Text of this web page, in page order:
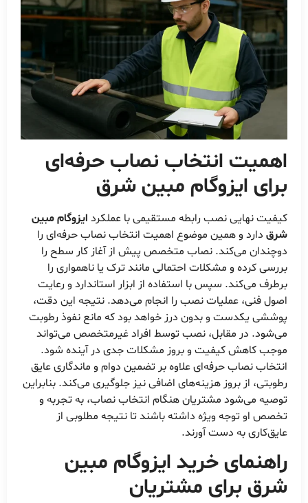
اهمیت انتخاب نصاب حرفه‌ای
برای ایزوگام مبین شرق
کیفیت نهایی نصب رابطه مستقیمی با عملکرد ایزوگام مبین
شرق دارد و همین موضوع اهمیت انتخاب نصاب حرفه‌ای را
دوچندان می‌کند. نصاب متخصص پیش از آغاز کار سطح را
بررسی کرده و مشکلات احتمالی مانند ترک یا ناهمواری را
برطرف می‌کند. سپس با استفاده از ابزار استاندارد و رعایت
اصول فنی، عملیات نصب را انجام می‌دهد. نتیجه این دقت،
پوششی یکدست و بدون درز خواهد بود که مانع نفوذ رطوبت
می‌شود. در مقابل، نصب توسط افراد غیرمتخصص می‌تواند
موجب کاهش کیفیت و بروز مشکلات جدی در آینده شود.
انتخاب نصاب حرفه‌ای علاوه بر تضمین دوام و ماندگاری عایق
رطوبتی، از بروز هزینه‌های اضافی نیز جلوگیری می‌کند. بنابراین
توصیه می‌شود مشتریان هنگام انتخاب نصاب، به تجربه و
تخصص او توجه ویژه داشته باشند تا نتیجه مطلوبی از
عایق‌کاری به دست آورند.
راهنمای خرید ایزوگام مبین
شرق برای مشتریان